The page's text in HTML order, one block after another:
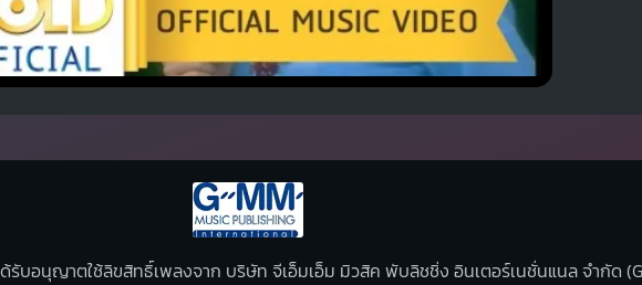
รับอนุญาตใช้ลิขสิทธิ์เพลงจาก บริษัท จีเอ็มเอ็ม มิวสิค พับลิชชิ่ง อินเตอร์เนชั่นแนล จำกัด